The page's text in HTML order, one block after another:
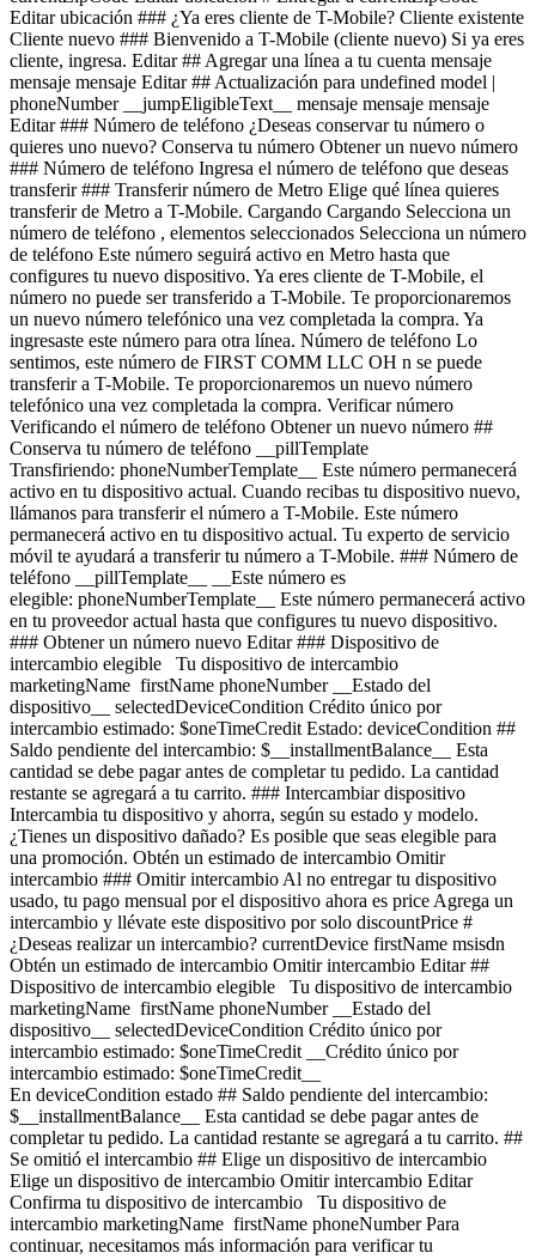
Selecciona un número de teléfono , elementos seleccionados Selecciona un número de teléfono Este número seguirá activo en Metro hasta que configures tu nuevo dispositivo. Ya eres cliente de T-Mobile, el número no puede ser transferido a T-Mobile. Te proporcionaremos un nuevo número telefónico una vez completada la compra. Ya ingresaste este número para otra línea. Número de teléfono Lo sentimos, este número de FIRST COMM LLC OH n se puede transferir a T-Mobile. Te proporcionaremos un nuevo número telefónico una vez completada la compra. Verificar número Verificando el número de teléfono Obtener un nuevo número ## Conserva tu número de teléfono __pillTemplate Transfiriendo: phoneNumberTemplate__ Este número permanecerá activo en tu dispositivo actual. Cuando recibas tu dispositivo nuevo, llámanos para transferir el número a T-Mobile. Este número permanecerá activo en tu dispositivo actual. Tu experto de servicio móvil te ayudará a transferir tu número a T-Mobile. ### Número de teléfono __pillTemplate__ __Este número es elegible: phoneNumberTemplate__ Este número permanecerá activo en tu proveedor actual hasta que configures tu nuevo dispositivo. ### Obtener un número nuevo Editar ### Dispositivo de intercambio elegible Tu dispositivo de intercambio marketingName firstName phoneNumber __Estado del dispositivo__ selectedDeviceCondition Crédito único por intercambio estimado: $oneTimeCredit Estado: deviceCondition ## Saldo pendiente del intercambio: $__installmentBalance__ Esta cantidad se debe pagar antes de completar tu pedido. La cantidad restante se agregará a tu carrito. ### Intercambiar dispositivo Intercambia tu dispositivo y ahorra, según su estado y modelo. ¿Tienes un dispositivo dañado? Es posible que seas elegible para una promoción. Obtén un estimado de intercambio Omitir intercambio ### Omitir intercambio Al no entregar tu dispositivo usado, tu pago mensual por el dispositivo ahora es price Agrega un intercambio y llévate este dispositivo por solo discountPrice # ¿Deseas realizar un intercambio? currentDevice firstName msisdn Obtén un estimado de intercambio Omitir intercambio Editar ## Dispositivo de intercambio elegible Tu dispositivo de intercambio marketingName firstName phoneNumber __Estado del dispositivo__ selectedDeviceCondition Crédito único por intercambio estimado: $oneTimeCredit __Crédito único por intercambio estimado: $oneTimeCredit__ En deviceCondition estado ## Saldo pendiente del intercambio: $__installmentBalance__ Esta cantidad se debe pagar antes de completar tu pedido. La cantidad restante se agregará a tu carrito. ## Se omitió el intercambio ## Elige un dispositivo de intercambio Elige un dispositivo de intercambio Omitir intercambio Editar Confirma tu dispositivo de intercambio Tu dispositivo de intercambio marketingName firstName phoneNumber Para continuar, necesitamos más información para verificar tu intercambio. Llama al 1-800-T-MOBILE o marca 611 en tu teléfono T-Mobile. Verificar condiciones de intercambio Omitir intercambio Editar ### Promoción __Aplicado__ promoName __Ahorros promocionales recurrentes: totalPromotionalValue__ Crédito de recurringCreditAmount más de paymentTerms meses Si se cancela antes de los paymentTerms créditos, los créditos se suspenderán y es posible que deba pagarse el saldo del acuerdo de financiamiento requerido; Contáctanos. Solo para clientes elegibles, más impuestos. Ver detalles de la promoción [](https://es.t-mobile.com) __Protección para dispositivos__ Agrega protección sin preocupaciones a tu nuevo dispositivo. Mostrar protección del dispositivo para Virginia Al 75 % de las personas se les ha roto, perdido o les han robado el teléfono. Assurant, 2026 protectionTitle protectionDescription Mostrar protección del dispositivo para Virginia protectionStatText Assurant, 2026 cargando plan cargando plan Recomendados Los más populares ## Protección básica para dispositivos Es posible que se apliquen impuestos al costo mensual. Se renueva cada mes hasta su cancelación. Se puede cancelar en cualquier momento en la app T-Life. Solo lo indispensable. Nuestro __plan básico__ incluye: - ![](https://es.t-mobile.com/content/dam/digx/tmobile/us/en/device-protection/security.svg)Reemplazo por pérdida, robo o daño accidental - ![](https://es.t-mobile.com/content/dam/digx/tmobile/us/en/device-protection/mobile.svg)Reparaciones de pantallas rotas - ![](https://es.t-mobile.com/content/dam/digx/tmobile/us/en/device-protection/wrench-filled.svg)Cobertura en caso de falla mecánica y eléctrica Ve más beneficios ## Protección básica para dispositivos por Solo lo indispensable. Nuestro __plan básico__ incluye: - ![](https://es.t-mobile.com/content/dam/digx/tmobile/us/en/device-protection/security.svg)Reemplazo por pérdida, robo o daño accidental - ![](https://es.t-mobile.com/content/dam/digx/tmobile/us/en/device-protection/mobile.svg)Reparaciones de pantallas rotas - ![](https://es.t-mobile.com/content/dam/digx/tmobile/us/en/device-protection/wrench-filled.svg)Cobertura en caso de falla mecánica y eléctrica Ve más beneficios Es posible que se apliquen impuestos al costo mensual. Se renueva cada mes hasta su cancelación. Se puede cancelar en cualquier momento en la app T-Life. ## Protección básica para dispositivos por Solo lo indispensable. Nuestro __plan básico__ incluye: - ![](https://es.t-mobile.com/content/dam/digx/tmobile/us/en/device-protection/security.svg)Reemplazo por pérdida, robo o daño accidental - ![](https://es.t-mobile.com/content/dam/digx/tmobile/us/en/device-protection/mobile.svg)Reparaciones de pantallas rotas - ![](https://es.t-mobile.com/content/dam/digx/tmobile/us/en/device-protection/wrench-filled.svg)Cobertura en caso de falla mecánica y eléctrica Ve más beneficios Es posible que se apliquen impuestos al costo mensual. Se renueva cada mes hasta su cancelación. Se puede cancelar en cualquier momento en la app T-Life. Elige Recomendados Los más populares ## Protección de dispositivo con seguro ​​​​​​​A partir del 1 de abril, algunos planes tendrán cargos más bajos y un cambio de precio de $1. Más información en [mytmoclaim.com/update](http://mytmoclaim.com/update "http://mytmoclaim.com/update"). Es posible que se apliquen impuestos al costo mensual. Se renueva cada mes hasta su cancelación. Se puede cancelar en cualquier momento en la app T-Life. Solo lo indispensable. Nuestro __plan básico__ incluye: - ![](https://es.t-mobile.com/content/dam/digx/tmobile/us/en/device-protection/security.svg)Reemplazo por pérdida y robo - ![](https://es.t-mobile.com/content/dam/digx/tmobile/us/en/device-protection/icon-refresh-filled.svg)Reclamaciones ilimitadas por daños accidentales - ![](https://es.t-mobile.com/content/dam/digx/tmobile/us/en/device-protection/mobile-check.svg)$0 en reparaciones por pantallas frontales rotas Ve más beneficios ## Protección de dispositivo con seguro por Solo lo indispensable. Nuestro __plan básico__ incluye: - ![](https://es.t-mobile.com/content/dam/digx/tmobile/us/en/device-protection/security.svg)Reemplazo por pérdida y robo - ![](https://es.t-mobile.com/content/dam/digx/tmobile/us/en/device-protection/icon-refresh-filled.svg)Reclamaciones ilimitadas por daños accidentales - ![](https://es.t-mobile.com/content/dam/digx/tmobile/us/en/device-protection/mobile-check.svg)$0 en reparaciones por pantallas frontales rotas Ve más beneficios ​​​​​​​A partir del 1 de abril, algunos planes tendrán cargos más bajos y un cambio de precio de $1. Más información en [mytmoclaim.com/update](http://mytmoclaim.com/update "http://mytmoclaim.com/update"). Es posible que se apliquen impuestos al costo mensual. Se renueva cada mes hasta su cancelación. Se puede cancelar en cualquier momento en la app T-Life. ## Protección de dispositivo con seguro por Solo lo indispensable. Nuestro __plan básico__ incluye: - ![](https://es.t-mobile.com/content/dam/digx/tmobile/us/en/device-protection/security.svg)Reemplazo por pérdida y robo - ![](https://es.t-mobile.com/content/dam/digx/tmobile/us/en/device-protection/icon-refresh-filled.svg)Reclamaciones ilimitadas por daños accidentales - ![](https://es.t-mobile.com/content/dam/digx/tmobile/us/en/device-protection/mobile-check.svg)$0 en reparaciones por pantallas frontales rotas Ve más beneficios ​​​​​​​A partir del 1 de abril, algunos planes tendrán cargos más bajos y un cambio de precio de $1. Más información en [mytmoclaim.com/update](http://mytmoclaim.com/update "http://mytmoclaim.com/update"). Es posible que se apliquen impuestos al costo mensual. Se renueva cada mes hasta su cancelación. Se puede cancelar en cualquier momento en la app T-Life. Elige Recomendados Los más populares ## Protection 360™️ Es posible que se apliquen impuestos al costo mensual. Se renueva cada mes hasta su cancelación. Se puede cancelar en cualquier momento en la app T-Life. Nuestro __plan más completo__ incluye: - ![](https://es.t-mobile.com/content/dam/digx/tmobile/us/en/device-protection/security.svg)Reemplazo por pérdida y robo - ![](https://es.t-mobile.com/content/dam/digx/tmobile/us/en/device-protection/icon-refresh-filled.svg)Reclamaciones ilimitadas por daños accidentales, incluidas pantallas dañadas - ![](https://es.t-mobile.com/content/dam/digx/tmobile/us/en/device-protection/mobile.svg)Reemplazos ilimitados para protectores de pantalla - ![](https://es.t-mobile.com/content/dam/digx/tmobile/us/en/device-protection/wrench-filled.svg)Cobertura en caso de falla mecánica y eléctrica Ve más beneficios ## Protection 360™️ por Nuestro __plan más completo__ incluye: - ![](https://es.t-mobile.com/content/dam/digx/tmobile/us/en/device-protection/security.svg)Reemplazo por pérdida y robo - ![](https://es.t-mobile.com/content/dam/digx/tmobile/us/en/device-protection/icon-refresh-filled.svg)Reclamaciones ilimitadas por daños accidentales, incluidas pantallas dañadas - ![](https://es.t-mobile.